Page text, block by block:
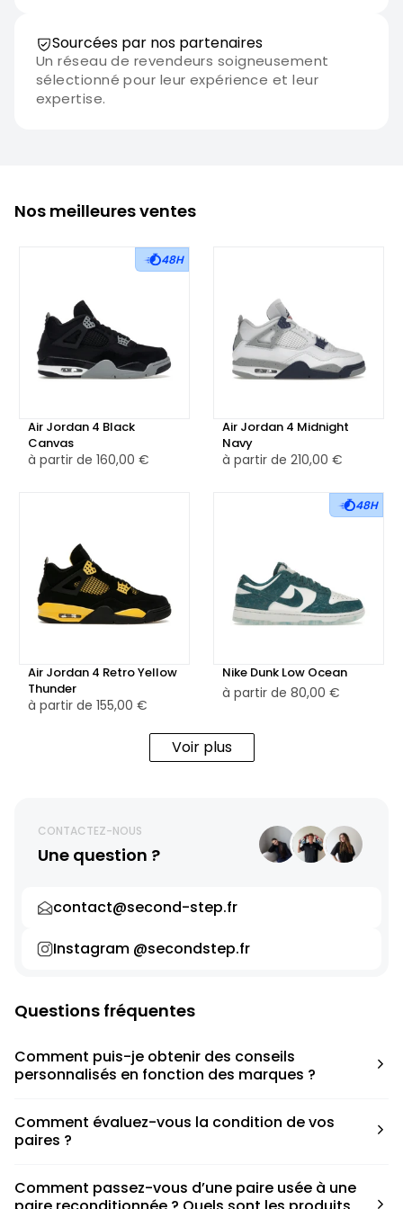
Sourcées par nos partenaires
Un réseau de revendeurs soigneusement
sélectionné pour leur expérience et leur
expertise.
Nos meilleures ventes
48H
Air Jordan 4 Black
Canvas
à partir de 160,00 €
Air Jordan 4 Midnight
Navy
à partir de 210,00 €
Air Jordan 4 Retro Yellow
Thunder
à partir de 155,00 €
48H
Nike Dunk Low Ocean
à partir de 80,00 €
Voir plus
CONTACTEZ-NOUS
Une question ?
contact@second-step.fr
Instagram @secondstep.fr
Questions fréquentes
Comment puis-je obtenir des conseils
personnalisés en fonction des marques ?
pour déterminer la taille appropriée, que ce soit une taille
en dessous, au-dessus ou correspondant à votre taille
Comment évaluez-vous la condition de vos
paires ?
défauts spécifiques de chaque paire.
Comment passez-vous d’une paire usée à une